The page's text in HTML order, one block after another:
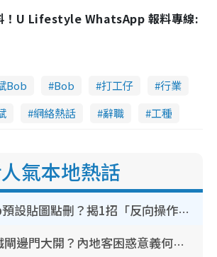
！U Lifestyle WhatsApp 報料專線:
Bob Bob 打工仔
行業
網絡熱話 辭職 工種
氣本地熱話
WhatsApp預設貼圖點刪？揭1招「反向操作」還原簡潔介面 附3步實測教學
香港山邊鐵閘邊門大開？內地客困惑意義何在！網民神回覆：呢種叫法理性防禦